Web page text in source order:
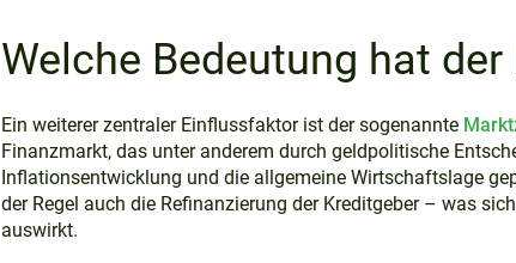
Welche Bedeutung hat
Ein weiterer zentraler Einflussfaktor ist der sogenannte
Finanzmarkt, das unter anderem durch geldpolitische
Inflationsentwicklung und die allgemeine Wirtschaftslage
der Regel auch die Refinanzierung der Kreditgeber – was
auswirkt.